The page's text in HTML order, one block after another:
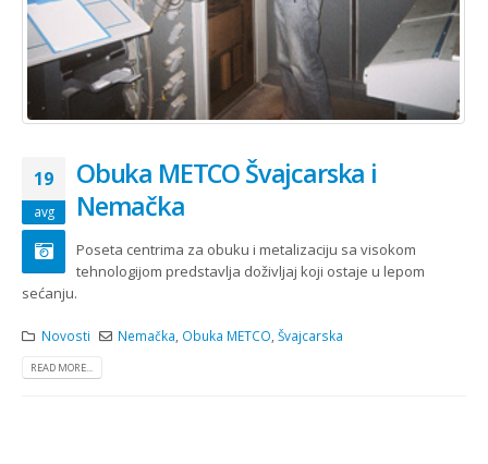
19
avg
Obuka METCO Švajcarska i
Nemačka
Poseta centrima za obuku i metalizaciju sa visokom
tehnologijom predstavlja doživljaj koji ostaje u lepom
sećanju.
Novosti Nemačka Obuka METCO ,Švajcarska
READ MORE...